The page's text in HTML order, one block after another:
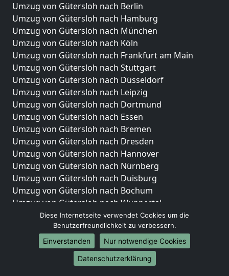
Umzug von Gütersloh nach Berlin
Umzug von Gütersloh nach Hamburg
Umzug von Gütersloh nach München
Umzug von Gütersloh nach Köln
Umzug von Gütersloh nach Frankfurt am Main
Umzug von Gütersloh nach Stuttgart
Umzug von Gütersloh nach Düsseldorf
Umzug von Gütersloh nach Leipzig
Umzug von Gütersloh nach Dortmund
Umzug von Gütersloh nach Essen
Umzug von Gütersloh nach Bremen
Umzug von Gütersloh nach Dresden
Umzug von Gütersloh nach Hannover
Umzug von Gütersloh nach Nürnberg
Umzug von Gütersloh nach Duisburg
Umzug von Gütersloh nach Bochum
Umzug von Gütersloh nach Wuppertal
Umzug von Gütersloh nach Bielefeld
Umzug von Gütersloh nach Bonn
Umzug von Gütersloh nach Münster
Internationale-Umzüge
Diese Internetseite verwendet Cookies um die
Benutzerfreundlichkeit zu verbessern.
Einverstanden
Nur notwendige Cookies
Datenschutzerklärung